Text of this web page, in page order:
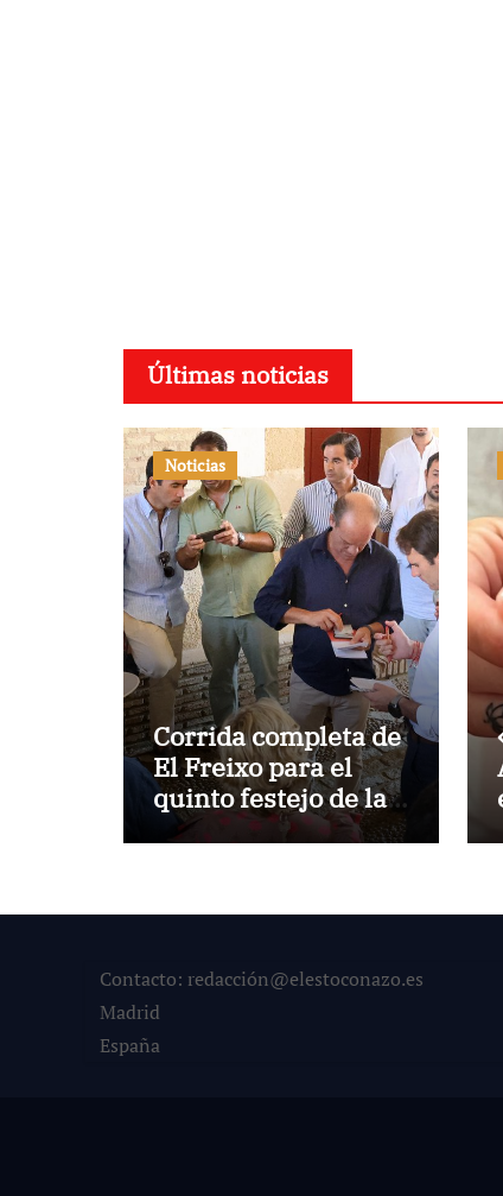
Últimas noticias
Noticias
Corrida completa de
El Freixo para el
quinto festejo de la
Temporada de
Contacto: redacción@elestoconazo.es
Madrid
España